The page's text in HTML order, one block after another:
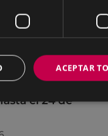
el 24 de
ACEPTAR